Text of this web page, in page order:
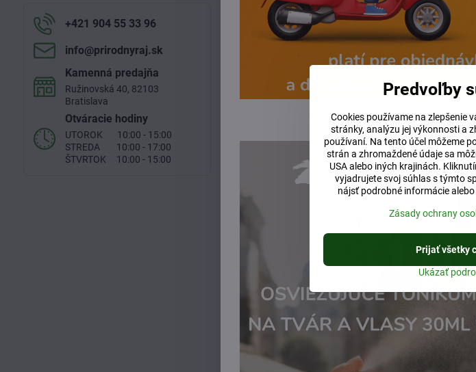
Royal Green bio fermentovaný vitamín
Do košíka
+421 904 55 33 96
info​@prirodnyraj​.sk
Kamenná predajňa
Ružinovská 40, 82103
Bratislava
Otváracie hodiny
UTOROK 10:00 - 15:00
STREDA 10:00 - 17:00
ŠTVRTOK 10:00 - 15:00
Predvoľby
Cookies používame na zlepšenie
stránky, analýzu jej výkonnosti a
používaní. Na tento účel môžeme
strán a zhromaždené údaje sa
USA alebo iných krajinách.
vyjadrujete svoj súhlas s týmto
nájsť podrobné informácie
Zásady ochrany
Ukázať
Prijať všetky